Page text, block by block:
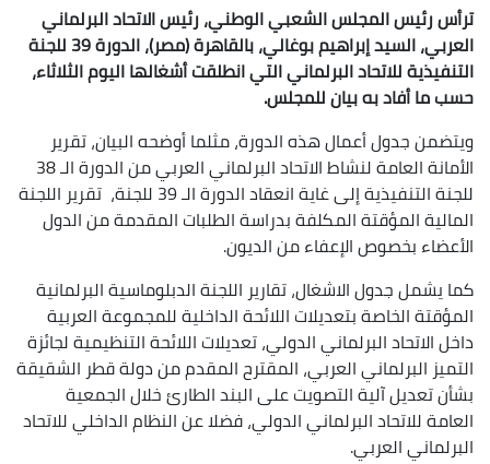
ترأس رئيس المجلس الشعبي الوطني، رئيس الاتحاد البرلماني
العربي، السيد إبراهيم بوغالي، بالقاهرة (مصر)، الدورة 39 للجنة
التنفيذية للاتحاد البرلماني التي انطلقت أشغالها اليوم الثلاثاء،
حسب ما أفاد به بيان للمجلس.
ويتضمن جدول أعمال هذه الدورة، مثلما أوضحه البيان، تقرير
الأمانة العامة لنشاط الاتحاد البرلماني العربي من الدورة الـ 38
للجنة التنفيذية إلى غاية انعقاد الدورة الـ 39 للجنة، تقرير اللجنة
المالية المؤقتة المكلفة بدراسة الطلبات المقدمة من الدول
الأعضاء بخصوص الإعفاء من الديون.
كما يشمل جدول الاشغال، تقارير اللجنة الدبلوماسية البرلمانية
المؤقتة الخاصة بتعديلات اللائحة الداخلية للمجموعة العربية
داخل الاتحاد البرلماني الدولي، تعديلات اللائحة التنظيمية لجائزة
التميز البرلماني العربي، المقترح المقدم من دولة قطر الشقيقة
بشأن تعديل آلية التصويت على البند الطارئ خلال الجمعية
العامة للاتحاد البرلماني الدولي، فضلا عن النظام الداخلي للاتحاد
البرلماني العربي.